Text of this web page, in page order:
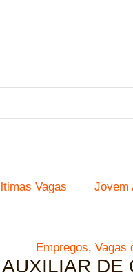
Vagas Jovem
Empregos, Vagas
DE